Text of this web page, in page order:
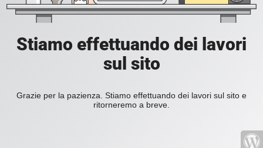
Stiamo effettuando dei lavori
sul sito
Grazie per la pazienza. Stiamo effettuando dei lavori sul sito e
ritorneremo a breve.